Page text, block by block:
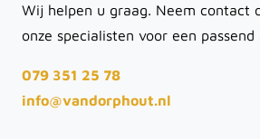
Wij helpen u graag. Neem contact
onze specialisten voor een passend
079 351 25 78
info@vandorphout.nl